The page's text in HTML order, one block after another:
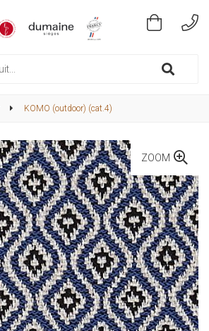
KOMO (outdoor) (cat.4)
ZOOM